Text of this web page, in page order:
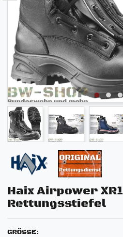
Haix Airpower XR1
Rettungsstiefel
GRÖSSE: